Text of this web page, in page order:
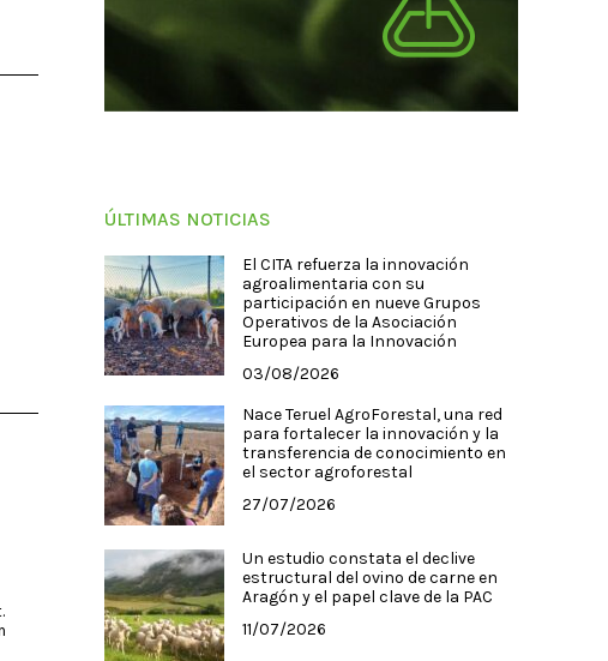
ÚLTIMAS NOTICIAS
El CITA refuerza la innovación
agroalimentaria con su
participación en nueve Grupos
Operativos de la Asociación
Europea para la Innovación
03/08/2026
Nace Teruel AgroForestal, una red
para fortalecer la innovación y la
transferencia de conocimiento en
el sector agroforestal
27/07/2026
Un estudio constata el declive
estructural del ovino de carne en
Aragón y el papel clave de la PAC
11/07/2026